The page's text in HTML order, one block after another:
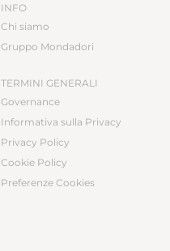
INFO
Chi siamo
Gruppo Mondadori
TERMINI GENERALI
Governance
Informativa sulla Privacy
Privacy Policy
Cookie Policy
Preferenze Cookies